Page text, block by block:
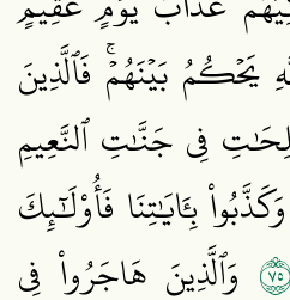
يَحۡكُمُ بَيۡنَهُمۡۚ فَٱلَّذِينَ
فِي جَنَّٰتِ ٱلنَّعِيمِ
بِـَٔايَٰتِنَا فَأُوْلَٰٓئِكَ
٥٧ وَٱلَّذِينَ هَاجَرُواْ فِي